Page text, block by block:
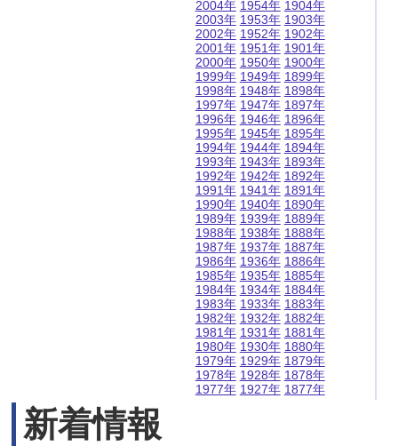
2004年
2003年
2002年
2001年
2000年
1999年
1998年
1997年
1996年
1995年
1994年
1993年
1992年
1991年
1990年
1989年
1988年
1987年
1986年
1985年
1984年
1983年
1982年
1981年
1980年
1979年
1978年
1977年
1954年
1953年
1952年
1951年
1950年
1949年
1948年
1947年
1946年
1945年
1944年
1943年
1942年
1941年
1940年
1939年
1938年
1937年
1936年
1935年
1934年
1933年
1932年
1931年
1930年
1929年
1928年
1927年
1904年
1903年
1902年
1901年
1900年
1899年
1898年
1897年
1896年
1895年
1894年
1893年
1892年
1891年
1890年
1889年
1888年
1887年
1886年
1885年
1884年
1883年
1882年
1881年
1880年
1879年
1878年
1877年
新着情報